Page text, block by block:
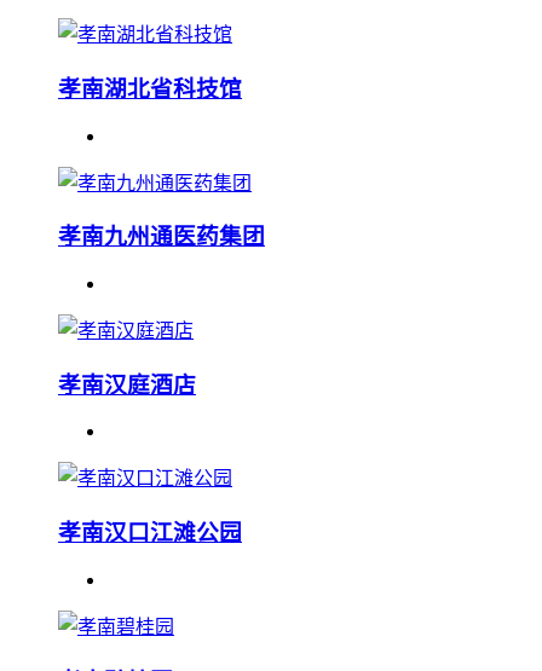
孝南湖北省科技馆
孝南九州通医药集团
孝南汉庭酒店
孝南汉口江滩公园